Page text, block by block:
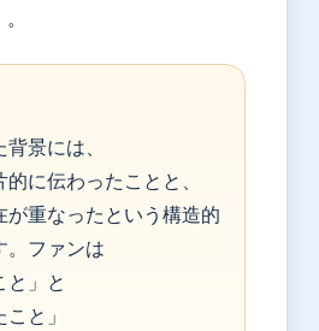
景には、
に伝わったことと、
が重なったという構造的
。ファンは
と」と
と」